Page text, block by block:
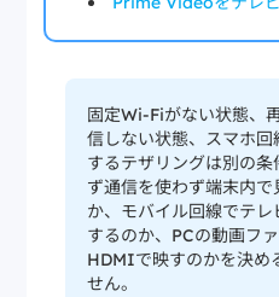
固定Wi-Fiがない状態、
信しない状態、スマホ回
するテザリングは別の条
ず通信を使わず端末内で
か、モバイル回線でテレ
するのか、PCの動画フ
HDMIで映すのかを決め
せん。